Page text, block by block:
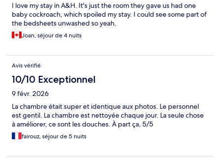
I love my stay in A&H. It's just the room they gave us had one
baby cockroach, which spoiled my stay. I could see some part of
the bedsheets unwashed so yeah.
Joan, séjour de 4 nuits
Avis vérifié
10/10 Exceptionnel
9 févr. 2026
La chambre était super et identique aux photos. Le personnel
est gentil. La chambre est nettoyée chaque jour. La seule chose
à améliorer, ce sont les douches. À part ça, 5/5
fairouz, séjour de 5 nuits